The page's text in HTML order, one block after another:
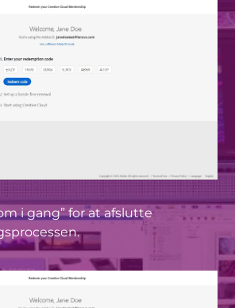
i gang” for at afslutte